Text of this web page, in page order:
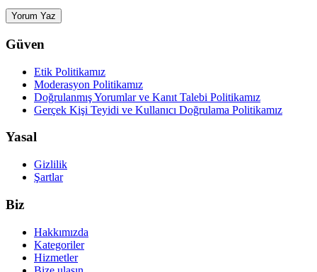
Yorum Yaz
Güven
Etik Politikamız
Moderasyon Politikamız
Doğrulanmış Yorumlar ve Kanıt Talebi Politikamız
Gerçek Kişi Teyidi ve Kullanıcı Doğrulama Politikamız
Yasal
Gizlilik
Şartlar
Biz
Hakkımızda
Kategoriler
Hizmetler